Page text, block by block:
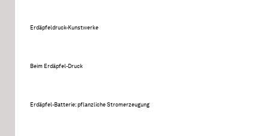
Erdäpfeldruck-Kunstwerke
Beim Erdäpfel-Druck
Erdäpfel-Batterie: pflanzliche Stromerzeugung